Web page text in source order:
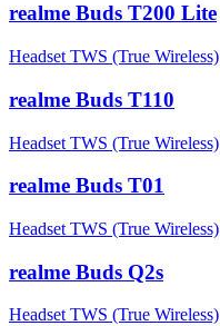
realme Buds T200 Lite
Headset TWS (True Wireless)
realme Buds T110
Headset TWS (True Wireless)
realme Buds T01
Headset TWS (True Wireless)
realme Buds Q2s
Headset TWS (True Wireless)